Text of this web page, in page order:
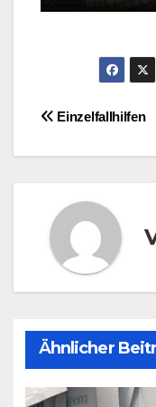
Einzelfallhilfen
Ähnlicher